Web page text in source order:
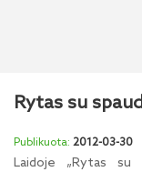
Rytas su
2012-03-30
Laidoje „Rytas su